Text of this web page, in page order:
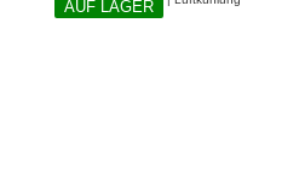
AUF LAGER